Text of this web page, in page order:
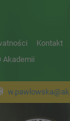
Kontakt
Akademii